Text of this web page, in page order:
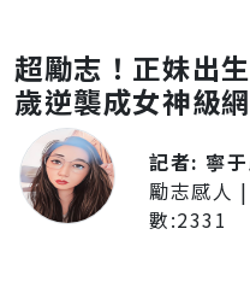
超勵志！正妹出
歲逆襲成女神級
記者: 寧
勵志感人 |
數:2331